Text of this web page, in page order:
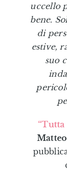
uccello
bene.
di
estive,
suo